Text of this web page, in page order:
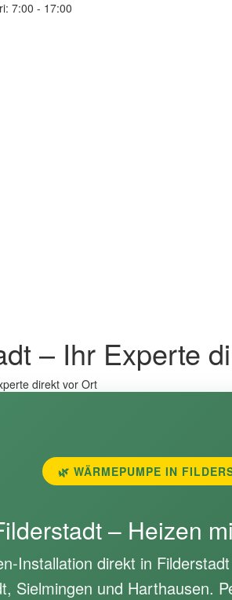
7:00 - 17:00
– Ihr Experte
direkt vor Ort
🌿 WÄRMEPUMPE IN
– Heizen
Installation direkt in
Sielmingen und Harthausen.